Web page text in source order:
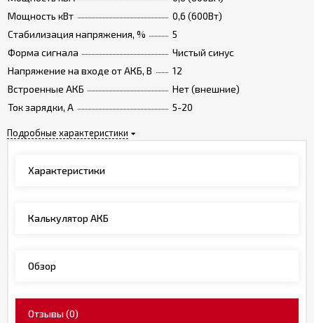
Мощность кВт
0,6 (600Вт)
Стабилизация напряжения, %
5
Форма сигнала
Чистый синус
Напряжение на входе от АКБ, В
12
Встроенные АКБ
Нет (внешние)
Ток зарядки, А
5-20
Подробные характеристики
Характеристики
Калькулятор АКБ
Обзор
Отзывы(0)